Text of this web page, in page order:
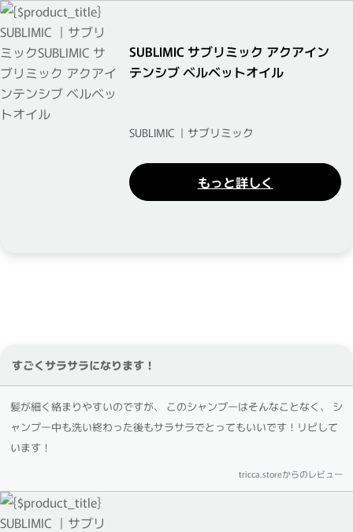
SUBLIMIC サブリミック アクアイン
テンシブ ベルベットオイル
SUBLIMIC ｜サブリミック
もっと詳しく
すごくサラサラになります！
髪が細く絡まりやすいのですが、 このシャンプーはそんなことなく、 シ
ャンプー中も洗い終わった後もサラサラでとってもいいです！リピして
います！
tricca.storeからのレビュー